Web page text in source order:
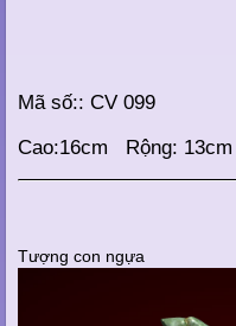
Mã số:: CV 099
Cao:16cm Rộng: 13cm
Tượng con ngựa